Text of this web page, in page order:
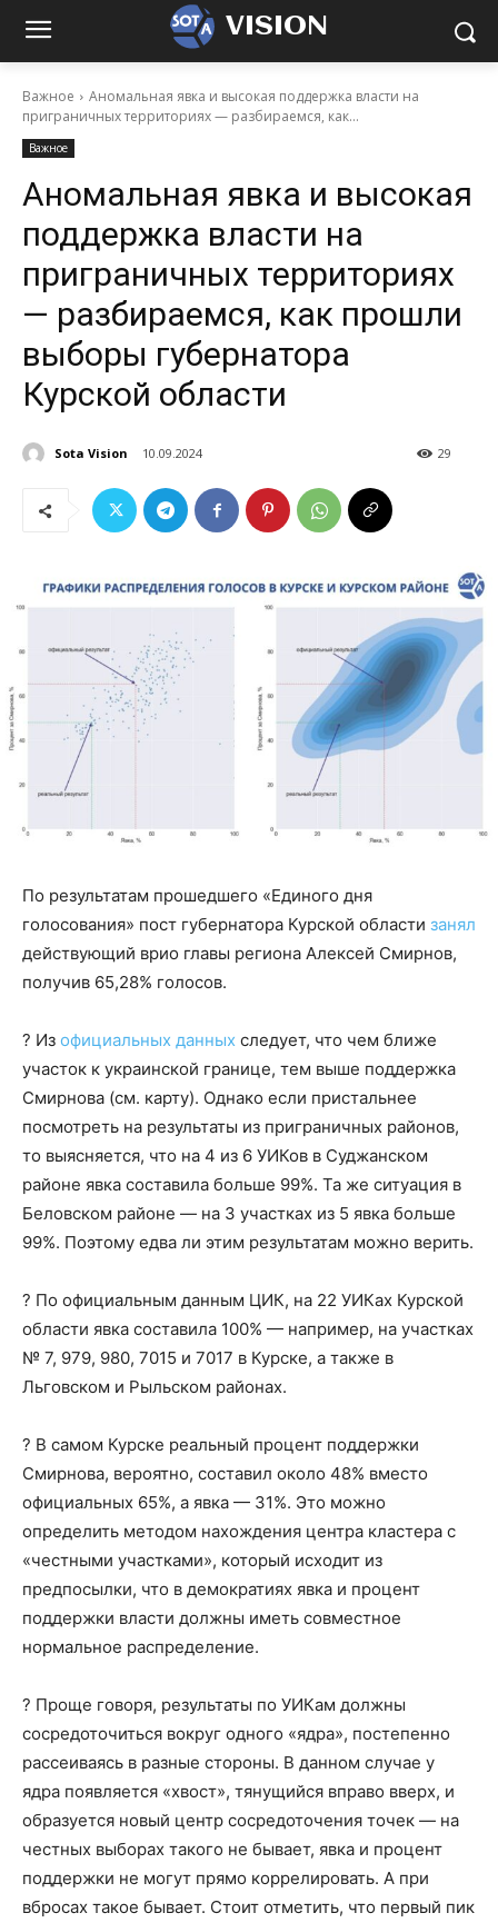
VISION
Важное
Аномальная явка и высокая поддержка власти на
приграничных территориях — разбираемся, как...
Важное
Аномальная явка и высокая
поддержка власти на
приграничных территориях
— разбираемся, как прошли
выборы губернатора
Курской области
Sota Vision 10.09.2024 29
По результатам прошедшего «Единого дня
голосования» пост губернатора Курской области занял
действующий врио главы региона Алексей Смирнов,
получив 65,28% голосов.
? Из официальных данных следует, что чем ближе
участок к украинской границе, тем выше поддержка
Смирнова (см. карту). Однако если пристальнее
посмотреть на результаты из приграничных районов,
то выясняется, что на 4 из 6 УИКов в Суджанском
районе явка составила больше 99%. Та же ситуация в
Беловском районе — на 3 участках из 5 явка больше
99%. Поэтому едва ли этим результатам можно верить.
? По официальным данным ЦИК, на 22 УИКах Курской
области явка составила 100% — например, на участках
№ 7, 979, 980, 7015 и 7017 в Курске, а также в
Льговском и Рыльском районах.
? В самом Курске реальный процент поддержки
Смирнова, вероятно, составил около 48% вместо
официальных 65%, а явка — 31%. Это можно
определить методом нахождения центра кластера с
«честными участками», который исходит из
предпосылки, что в демократиях явка и процент
поддержки власти должны иметь совместное
нормальное распределение.
? Проще говоря, результаты по УИКам должны
сосредоточиться вокруг одного «ядра», постепенно
рассеиваясь в разные стороны. В данном случае у
ядра появляется «хвост», тянущийся вправо вверх, и
образуется новый центр сосредоточения точек — на
честных выборах такого не бывает, явка и процент
поддержки не могут прямо коррелировать. А при
вбросах такое бывает. Стоит отметить, что первый пик